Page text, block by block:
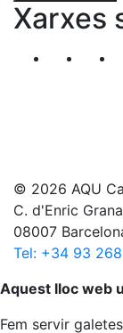
Xarxes
© 2026 AQU
C. d'Enric
08007
Tel: +34 93
Anar al principi
Aquest lloc web
Fem servir